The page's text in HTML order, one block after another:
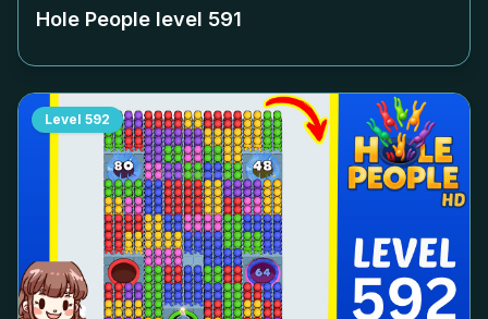
Hole People level 591
Level 592